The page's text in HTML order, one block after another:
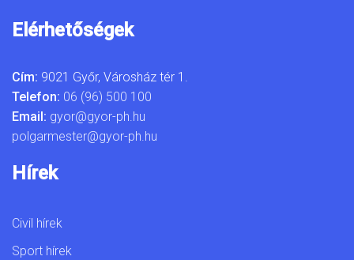
Elérhetőségek
Cím: 9021 Győr, Városház tér 1.
Telefon: 06 (96) 500 100
Email: gyor@gyor-ph.hu
polgarmester@gyor-ph.hu
Hírek
Civil hírek
Sport hírek